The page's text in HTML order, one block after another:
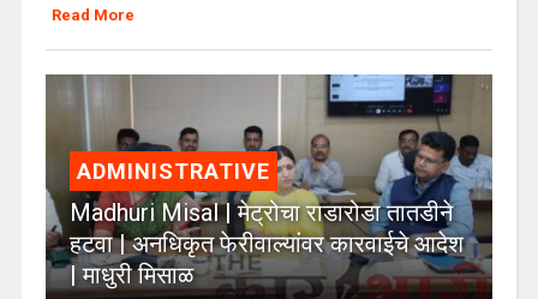
Read More
ADMINISTRATIVE
Madhuri Misal | मेट्रोचा राडारोडा तातडीने
हटवा | अनधिकृत फेरीवाल्यांवर कारवाईचे आदेश
| माधुरी मिसाळ